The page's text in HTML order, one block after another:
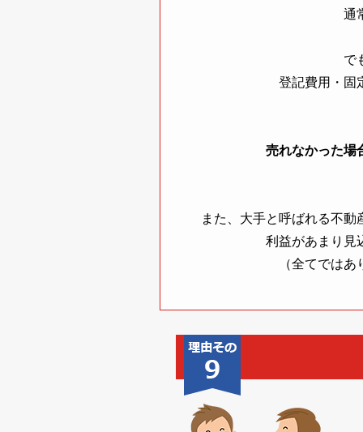
通
で
登記費用・固
売れなかった場
また、大手と呼ばれる不
利益があまり見
（全てでは